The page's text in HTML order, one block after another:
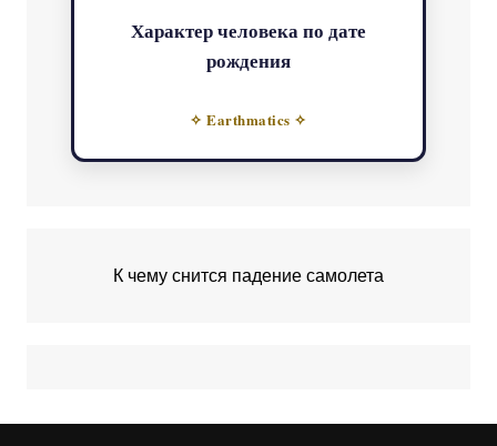
Характер человека по дате
рождения
✧ Earthmatics ✧
К чему снится падение самолета